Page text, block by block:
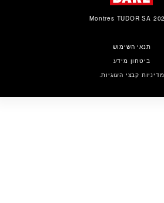
תנאי השימוש
ביטחון מידע
מדיניות קבצי העוגיות.